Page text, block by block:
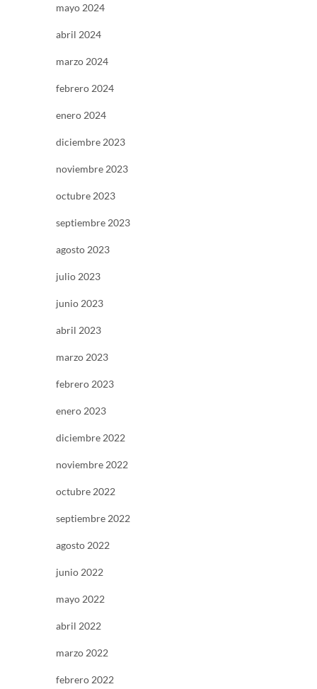
mayo 2024
abril 2024
marzo 2024
febrero 2024
enero 2024
diciembre 2023
noviembre 2023
octubre 2023
septiembre 2023
agosto 2023
julio 2023
junio 2023
abril 2023
marzo 2023
febrero 2023
enero 2023
diciembre 2022
noviembre 2022
octubre 2022
septiembre 2022
agosto 2022
junio 2022
mayo 2022
abril 2022
marzo 2022
febrero 2022